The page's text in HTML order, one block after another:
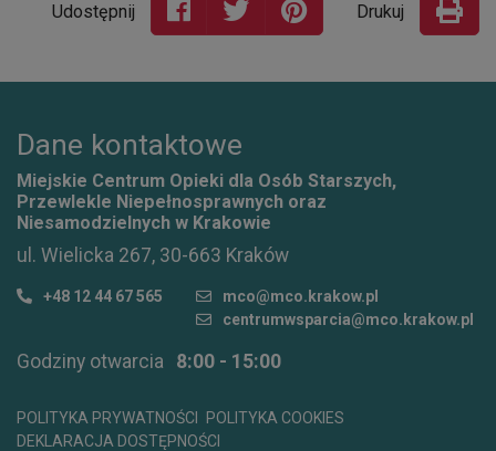
Udostępnij Drukuj
Dane kontaktowe
Miejskie Centrum Opieki dla Osób Starszych,
Przewlekle Niepełnosprawnych oraz
Niesamodzielnych w Krakowie
ul. Wielicka 267, 30-663 Kraków
+48 12 44 67 565
mco@mco.krakow.pl
centrumwsparcia@mco.krakow.pl
Godziny otwarcia 8:00 - 15:00
POLITYKA PRYWATNOŚCI
POLITYKA COOKIES
DEKLARACJA DOSTĘPNOŚCI